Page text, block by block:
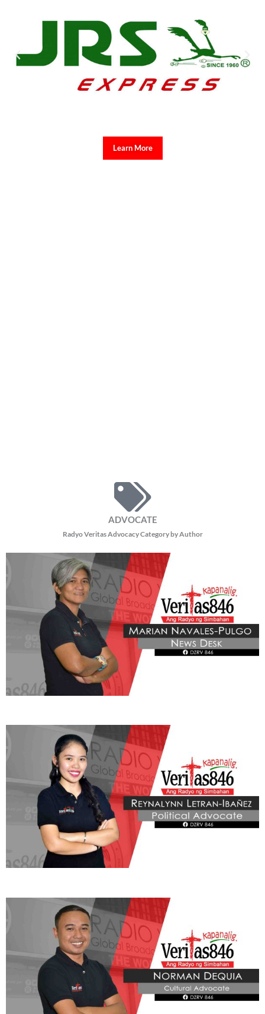
Learn More
ADVOCATE
Radyo Veritas Advocacy Category by Author